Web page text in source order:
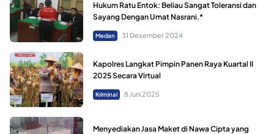
Hukum Ratu Entok: Beliau Sangat Toleransi dan
Sayang Dengan Umat Nasrani.*
Medan 31 Desember 2024
Kapolres Langkat Pimpin Panen Raya Kuartal II
2025 Secara Virtual
Kriminal 8 Juni 2025
Menyediakan Jasa Maket di Nawa Cipta yang